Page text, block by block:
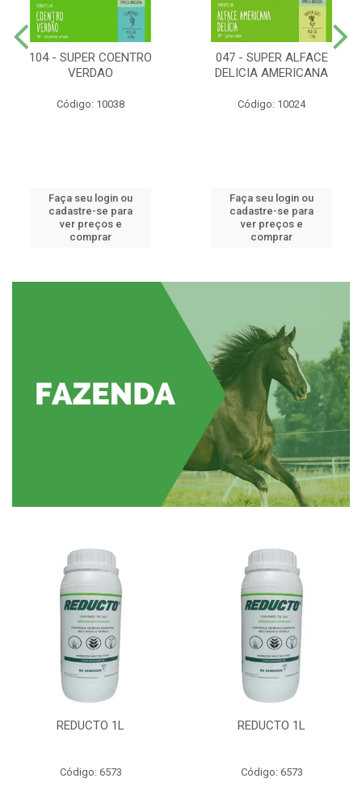
104 - SUPER COENTRO
VERDAO
Código: 10038
Faça seu login ou
cadastre-se para
ver preços e
comprar
047 - SUPER ALFACE
DELICIA AMERICANA
Código: 10024
Faça seu login ou
cadastre-se para
ver preços e
comprar
REDUCTO 1L
Código: 6573
REDUCTO 1L
Código: 6573